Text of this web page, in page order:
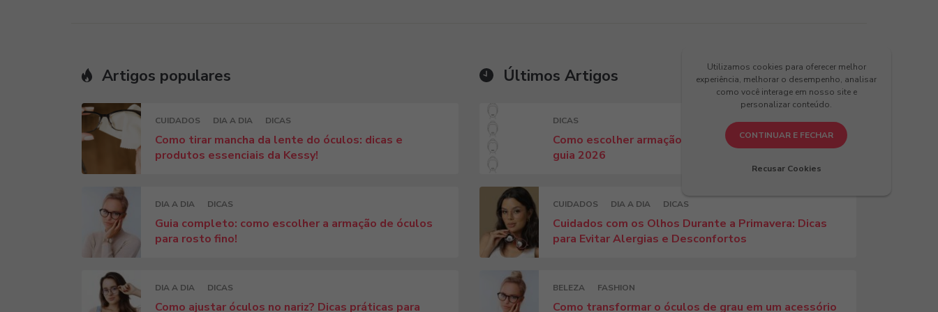
Artigos populares
CUIDADOS DIA A DIA DICAS
Como tirar mancha da lente do óculos: dicas e
produtos essenciais da Kessy!
DIA A DIA DICAS
Guia completo: como escolher a armação de óculos
para rosto fino!
DIA A DIA DICAS
Como ajustar óculos no nariz? Dicas práticas para
Últimos Artigos
DICAS
Como escolher armação para o seu formato de rosto:
guia 2026
CUIDADOS DIA A DIA DICAS
Cuidados com os Olhos Durante a Primavera: Dicas
para Evitar Alergias e Desconfortos
BELEZA FASHION
Como transformar o óculos de grau em um acessório
Utilizamos cookies para oferecer melhor
experiência, melhorar o desempenho, analisar
como você interage em nosso site e
personalizar conteúdo.
CONTINUAR E FECHAR
Recusar Cookies